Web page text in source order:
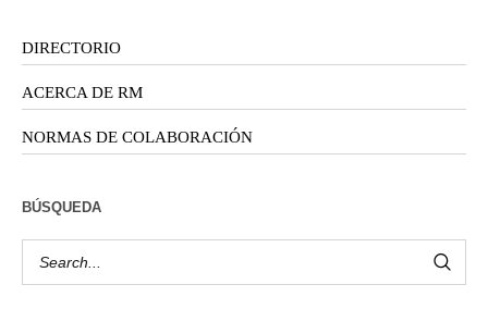
DIRECTORIO
ACERCA DE RM
NORMAS DE COLABORACIÓN
BÚSQUEDA